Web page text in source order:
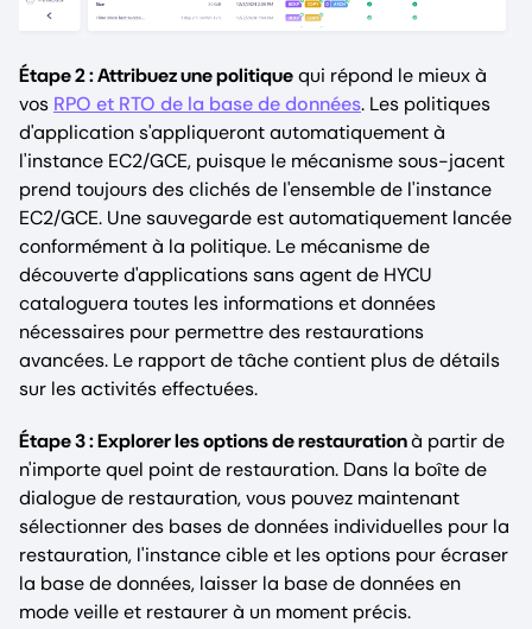
Étape 2 : Attribuez une politiquequi répond le mieux à
vos RPO et RTO de la base de données. Les politiques
d'application s'appliqueront automatiquement à
l'instance EC2/GCE, puisque le mécanisme sous-jacent
prend toujours des clichés de l'ensemble de l'instance
EC2/GCE. Une sauvegarde est automatiquement lancée
conformément à la politique. Le mécanisme de
découverte d'applications sans agent de HYCU
cataloguera toutes les informations et données
nécessaires pour permettre des restaurations
avancées. Le rapport de tâche contient plus de détails
sur les activités effectuées.
Étape 3 : Explorer les options de restaurationà partir de
n'importe quel point de restauration. Dans la boîte de
dialogue de restauration, vous pouvez maintenant
sélectionner des bases de données individuelles pour la
restauration, l'instance cible et les options pour écraser
la base de données, laisser la base de données en
mode veille et restaurer à un moment précis.